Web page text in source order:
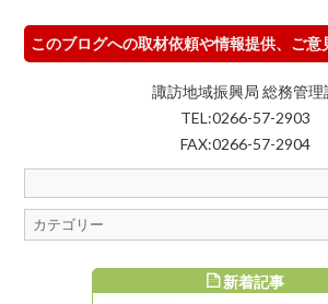
このブログへの取材依頼や情報提供、ご意
諏訪地域振興局 総務管理
TEL:0266-57-2903
FAX:0266-57-2904
新着記事